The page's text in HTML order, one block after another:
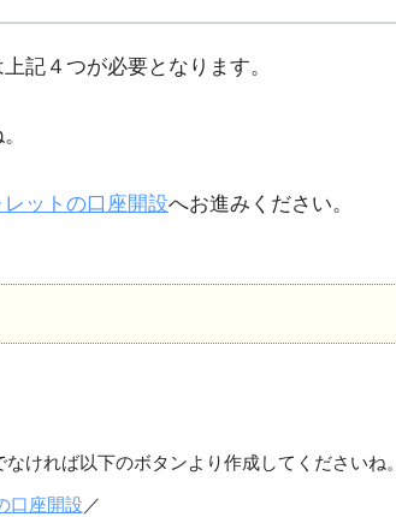
記４つが必要となります。
ットの口座開設へお進みください。
ければ以下のボタンより作成してくださいね。
口座開設 ／